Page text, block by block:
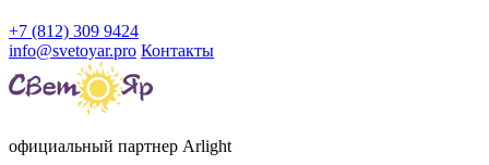
+7 (812) 309 9424
info@svetoyar.pro Контакты
официальный партнер Arlight